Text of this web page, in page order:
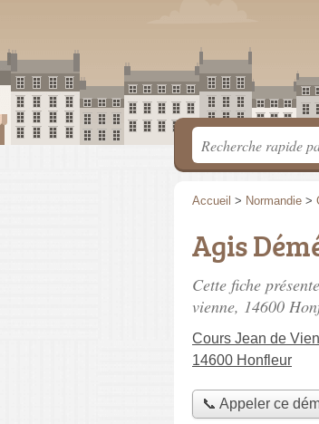
Accueil > Normandie >
Agis
Cette fiche
vienne, 14600
Cours Jean de
14600 Honfleur
📞 Appeler ce